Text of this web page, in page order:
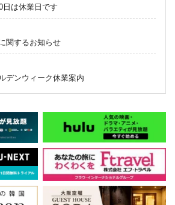
日は休業日です
関するお知らせ
デンウィーク休業案内